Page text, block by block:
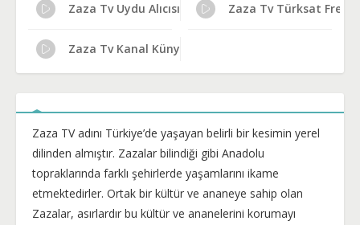
Zaza Tv Uydu Alıcısı Ayarları Zaza Tv Türksat
Zaza Tv Kanal Künyesi
Zaza TV adını Türkiye’de yaşayan belirli bir kesimin yerel
dilinden almıştır. Zazalar bilindiği gibi Anadolu
topraklarında farklı şehirlerde yaşamlarını ikame
etmektedirler. Ortak bir kültür ve ananeye sahip olan
Zazalar, asırlardır bu kültür ve ananelerini korumayı